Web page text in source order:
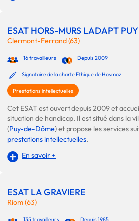
ESAT HORS-MURS LADAPT
Clermont-Ferrand (63)
16 travailleurs Depuis 2009
Signataire de la charte Ethique de Hosmoz
Prestations intellectuelles
Cet ESAT est ouvert depuis 2009 et
situation de handicap. Il est situé dans la
(Puy-de-Dôme) et propose les services
prestations intellectuelles.
En savoir +
ESAT LA GRAVIERE
Riom (63)
135 travailleurs Depuis 1985